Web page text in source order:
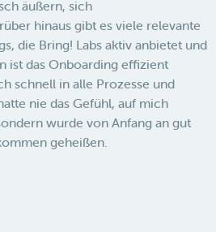
äußern, sich
hinaus gibt es viele relevante
die Bring! Labs aktiv anbietet und
ist das Onboarding effizient
schnell in alle Prozesse und
nie das Gefühl, auf mich
wurde von Anfang an gut
geheißen.